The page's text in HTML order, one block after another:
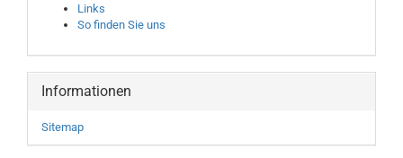
Links
So finden Sie uns
Informationen
Sitemap